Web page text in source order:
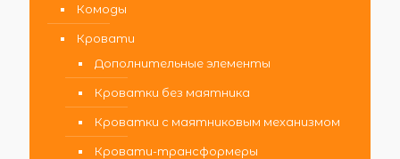
Комоды
Кровати
Дополнительные элементы
Кроватки без маятника
Кроватки с маятниковым механизмом
Кровати-трансформеры